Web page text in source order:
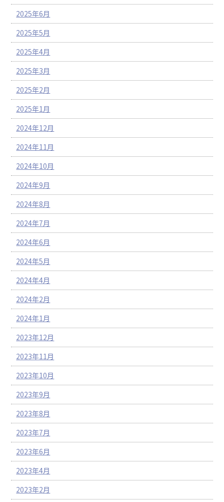
2025年6月
2025年5月
2025年4月
2025年3月
2025年2月
2025年1月
2024年12月
2024年11月
2024年10月
2024年9月
2024年8月
2024年7月
2024年6月
2024年5月
2024年4月
2024年2月
2024年1月
2023年12月
2023年11月
2023年10月
2023年9月
2023年8月
2023年7月
2023年6月
2023年4月
2023年2月